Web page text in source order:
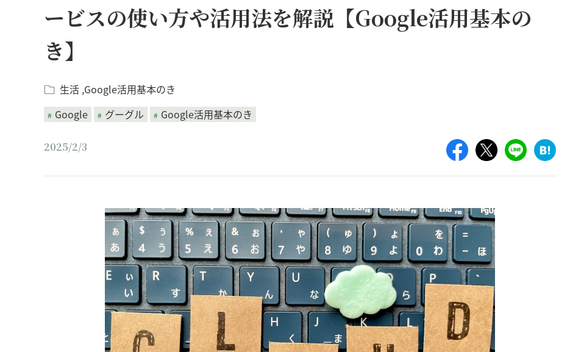
ービスの使い方や活用法を解説【Google活用基本の
き】
生活 Google活用基本のき
Google
グーグル Google活用基本のき
2025/2/3